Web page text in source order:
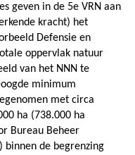
geven in de 5e VRN aan
kracht) het
Defensie en
oppervlak natuur
van het NNN te
minimum
met circa
ha (738.000 ha
Bureau Beheer
binnen de begrenzing